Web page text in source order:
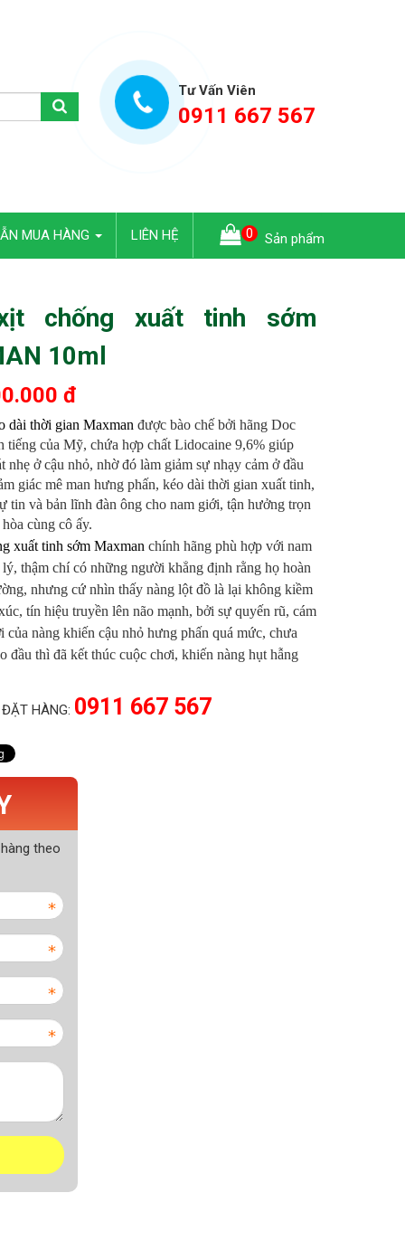
Tư Vấn Viên
0911 667 567
MUA HÀNG LIÊN HỆ Sản phẩm
0
chống xuất tinh sớm
10ml
đ
dài thời gian Maxman được bào chế bởi hãng Doc
tiếng của Mỹ, chứa hợp chất Lidocaine 9,6% giúp
nhẹ ở cậu nhỏ, nhờ đó làm giảm sự nhạy cảm ở đầu
giác mê man hưng phấn, kéo dài thời gian xuất tinh,
tin và bản lĩnh đàn ông cho nam giới, tận hưởng trọn
cùng cô ấy.
xuất tinh sớm Maxman chính hãng phù hợp với nam
thậm chí có những người khẳng định rằng họ hoàn
nhưng cứ nhìn thấy nàng lột đồ là lại không kiềm
tín hiệu truyền lên não mạnh, bởi sự quyến rũ, cám
của nàng khiến cậu nhỏ hưng phấn quá mức, chưa
đầu thì đã kết thúc cuộc chơi, khiến nàng hụt hẫng
HÀNG: 0911 667 567
theo